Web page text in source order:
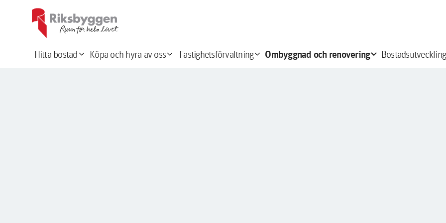
Hitta bostadexpand_more Köpa och hyra av ossexpand_more Fastighetsförvaltningexpand_more Ombyggnad och renoveringexpand_more Bostadsutveckling